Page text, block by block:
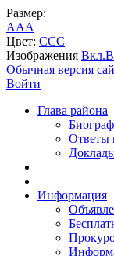
Размер:
AAA
Цвет: CCC
Изображения Вкл.
Обычная версия
Войти
Глава района
Ответы
Информация